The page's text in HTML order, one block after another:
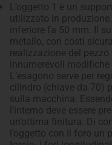
L’oggetto 1 è un
utilizzato in
inferiore fa 50 mm. Il
metallo, con costi
realizzazione del
innumerevoli
L’esagono serve per
cilindro (chiave da 70)
sulla macchina.
l’interno deve essere
un’ottima finitura. Di
l’oggetto con il foro un